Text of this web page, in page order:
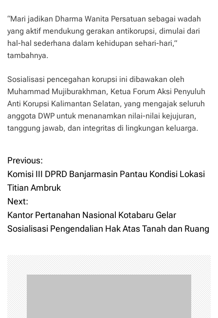
“Mari jadikan Dharma Wanita Persatuan sebagai wadah
yang aktif mendukung gerakan antikorupsi, dimulai dari
hal-hal sederhana dalam kehidupan sehari-hari,”
tambahnya.
Sosialisasi pencegahan korupsi ini dibawakan oleh
Muhammad Mujiburakhman, Ketua Forum Aksi Penyuluh
Anti Korupsi Kalimantan Selatan, yang mengajak seluruh
anggota DWP untuk menanamkan nilai-nilai kejujuran,
tanggung jawab, dan integritas di lingkungan keluarga.
P
o
s
t
a
v
i
Previous:
Komisi III DPRD Banjarmasin Pantau Kondisi Lokasi
Titian Ambruk
Next:
Kantor Pertanahan Nasional Kotabaru Gelar
Sosialisasi Pengendalian Hak Atas Tanah dan Ruang